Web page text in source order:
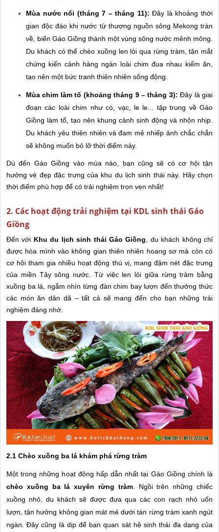
Mùa nước nổi (tháng 7 – tháng 11): Đây là khoảng thời
gian độc đáo khi nước từ thượng nguồn sông Mekong tràn
về, biến Gáo Giồng thành một vùng sông nước mênh mông.
Du khách có thể chèo xuồng len lỏi qua rừng tràm, tận mắt
chứng kiến cảnh hàng ngàn loài chim đua nhau kiếm ăn,
tạo nên một bức tranh thiên nhiên sống động.
Mùa chim làm tổ (khoảng tháng 9 – tháng 3): Đây là giai
đoạn các loài chim như cò, vạc, le le... tập trung về Gáo
Giồng làm tổ, tạo nên khung cảnh sinh động và nhộn nhịp.
Du khách yêu thiên nhiên và đam mê nhiếp ảnh chắc chắn
sẽ không muốn bỏ lỡ thời điểm này.
Dù đến Gáo Giồng vào mùa nào, bạn cũng sẽ có cơ hội tận
hưởng vẻ đẹp đặc trưng của khu du lịch sinh thái này. Hãy chọn
thời điểm phù hợp để có trải nghiệm trọn vẹn nhất!
2. Các hoạt động trải nghiệm tại KDL sinh thái Gáo
Giồng
Đến với Khu du lịch sinh thái Gáo Giồng , du khách không chỉ
được hòa mình vào không gian thiên nhiên hoang sơ mà còn có
cơ hội tham gia nhiều hoạt động thú vị, mang đậm nét đặc trưng
của miền Tây sông nước. Từ việc len lỏi giữa rừng tràm bằng
xuồng ba lá, ngắm nhìn từng đàn chim bay lượn đến thưởng thức
các món ăn dân dã – tất cả sẽ mang đến cho bạn những trải
nghiệm đáng nhớ.
2.1 Chèo xuồng ba lá khám phá rừng tràm
Một trong những hoạt động hấp dẫn nhất tại Gáo Giồng chính là
chèo xuồng ba lá xuyên rừng tràm. Ngồi trên những chiếc
xuồng nhỏ, du khách sẽ được đưa qua các con rạch nhỏ uốn
lượn, tận hưởng không gian mát mẻ dưới tán rừng tràm xanh ngút
ngàn. Đây cũng là dịp để bạn quan sát hệ sinh thái đa dạng của